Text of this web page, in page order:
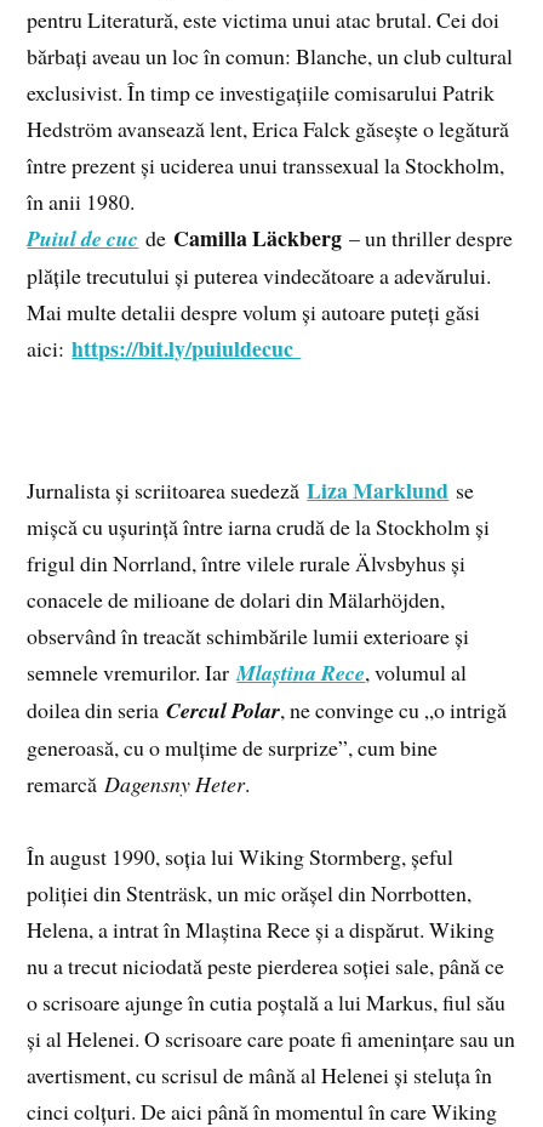
pentru Literatură, este victima unui atac brutal. Cei doi
bărbați aveau un loc în comun: Blanche, un club cultural
exclusivist. În timp ce investigațiile comisarului Patrik
Hedström avansează lent, Erica Falck găsește o legătură
între prezent și uciderea unui transsexual la Stockholm,
în anii 1980.
Puiul de cuc de Camilla Läckberg – un thriller despre
plățile trecutului și puterea vindecătoare a adevărului.
Mai multe detalii despre volum și autoare puteți găsi
aici: https://bit.ly/puiuldecuc
Jurnalista și scriitoarea suedezăLiza Marklund se
mișcă cu ușurință între iarna crudă de la Stockholm și
frigul din Norrland, între vilele rurale Älvsbyhus și
conacele de milioane de dolari din Mälarhöjden,
observând în treacăt schimbările lumii exterioare și
semnele vremurilor. IarMlaștina Rece, volumul al
doilea din seriaCercul Polar, ne convinge cu „o intrigă
generoasă, cu o mulțime de surprize”, cum bine
remarcă Dagensny Heter.
În august 1990, soția lui Wiking Stormberg, șeful
poliției din Stenträsk, un mic orășel din Norrbotten,
Helena, a intrat în Mlaștina Rece și a dispărut. Wiking
nu a trecut niciodată peste pierderea soției sale, până ce
o scrisoare ajunge în cutia poștală a lui Markus, fiul său
și al Helenei. O scrisoare care poate fi amenințare sau un
avertisment, cu scrisul de mână al Helenei și steluța în
cinci colțuri. De aici până în momentul în care Wiking